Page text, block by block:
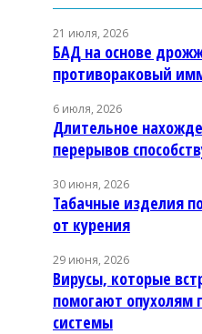
21 июля, 2026
БАД на основе
противораковый
6 июля, 2026
Длительное
перерывов
30 июня, 2026
Табачные изделия
от курения
29 июня, 2026
Вирусы, которые
помогают опухолям
системы